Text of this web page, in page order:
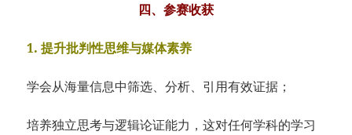
四、参赛收获
1. 提升批判性思维与媒体素养
学会从海量信息中筛选、分析、引用有效证据；
培养独立思考与逻辑论证能力，这对任何学科的学习